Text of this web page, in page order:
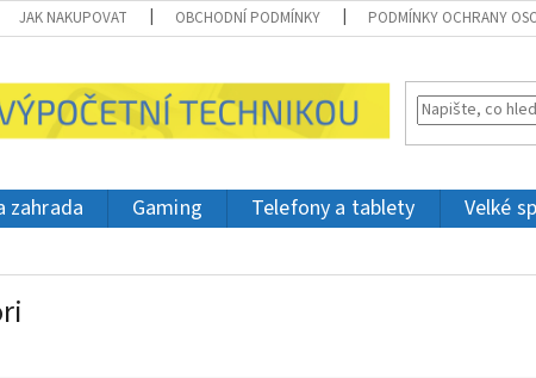
JAK NAKUPOVAT OBCHODNÍ PODMÍNKY PODMÍNKY OCHRANY
zahrada Gaming Telefony a tablety Velké